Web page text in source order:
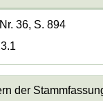
36, S. 894
der